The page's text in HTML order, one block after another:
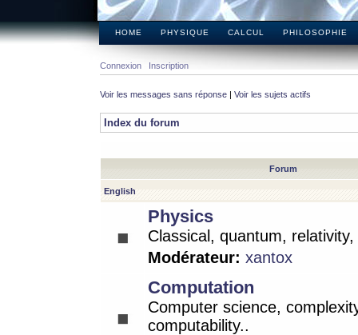
HOME PHYSIQUE CALCUL PHILOSOPHIE
Connexion Inscription
Voir les messages sans réponse | Voir les sujets actifs
Index du forum
Forum
English
Physics
Classical, quantum,
Modérateur: xantox
Computation
Computer science,
computability..